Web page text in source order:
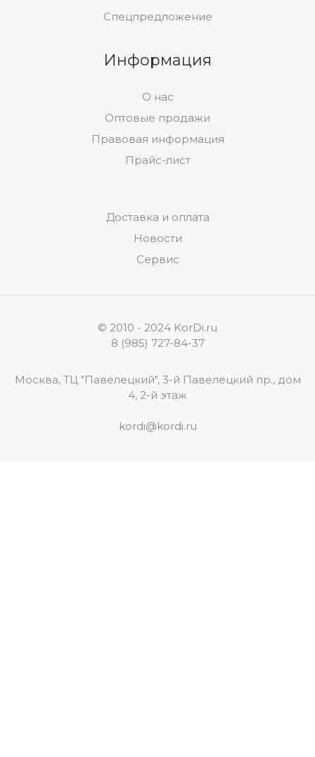
Спецпредложение
Информация
О нас
Оптовые продажи
Правовая информация
Прайс-лист
Доставка и оплата
Новости
Сервис
© 2010 - 2024 KorDi.ru
8 (985) 727-84-37
Москва, ТЦ "Павелецкий", 3-й Павелецкий пр., дом
4, 2-й этаж
kordi@kordi.ru